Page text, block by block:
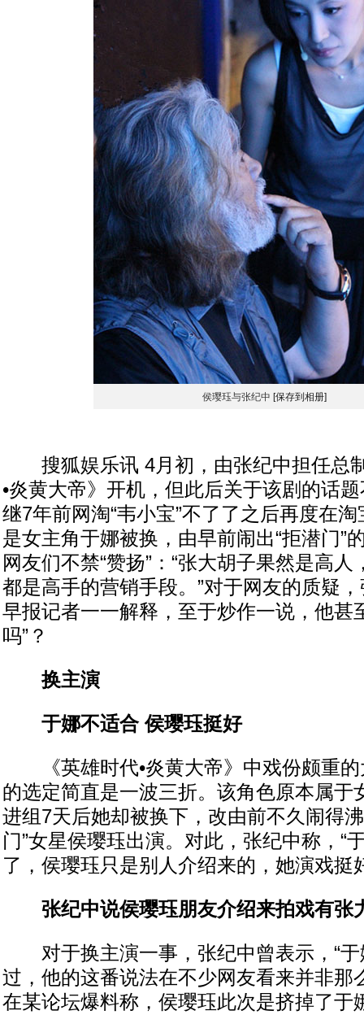
侯璎珏与张纪中 [保存到相册]
搜狐娱乐讯 4月初，由张纪中担任总
•炎黄大帝》开机，但此后关于该剧的话
继7年前网淘“韦小宝”不了了之后再度在
是女主角于娜被换，由早前闹出“拒潜门”
网友们不禁“赞扬”：“张大胡子果然是高
都是高手的营销手段。”对于网友的质疑
早报记者一一解释，至于炒作一说，他甚
吗”？
换主演
于娜不适合 侯璎珏挺好
《英雄时代•炎黄大帝》中戏份颇重的
的选定简直是一波三折。该角色原本属于
进组7天后她却被换下，改由前不久闹得
门”女星侯璎珏出演。对此，张纪中称，“
了，侯璎珏只是别人介绍来的，她演戏挺
张纪中说侯璎珏朋友介绍来拍戏有张
对于换主演一事，张纪中曾表示，“于
过，他的这番说法在不少网友看来并非那
在某论坛爆料称，侯璎珏此次是挤掉了于